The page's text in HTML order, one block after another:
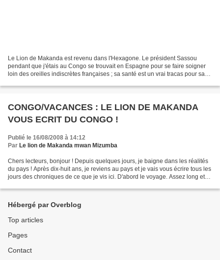
Le Lion de Makanda est revenu dans l'Hexagone. Le président Sassou
pendant que j'étais au Congo se trouvait en Espagne pour se faire soigner
loin des oreilles indiscrètes françaises ; sa santé est un vrai tracas pour sa
CONGO/VACANCES : LE LION DE MAKANDA
VOUS ECRIT DU CONGO !
Publié le 16/08/2008 à 14:12
Par Le lion de Makanda mwan Mizumba
Chers lecteurs, bonjour ! Depuis quelques jours, je baigne dans les réalités
du pays ! Après dix-huit ans, je reviens au pays et je vais vous écrire tous les
jours des chroniques de ce que je vis ici. D'abord le voyage. Assez long et
Hébergé par Overblog
Top articles
Pages
Contact